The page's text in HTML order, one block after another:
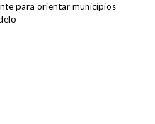
para orientar municípios